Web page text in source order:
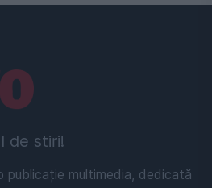
de stiri!
publicație multimedia, dedicată